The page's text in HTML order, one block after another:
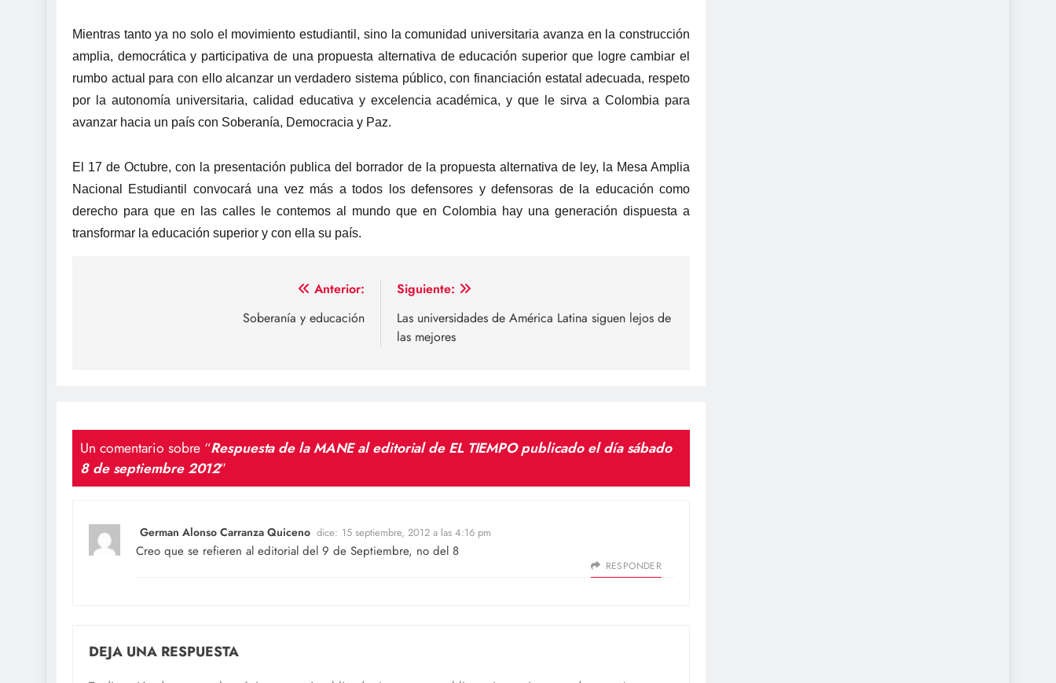
Mientras tanto ya no solo el movimiento estudiantil, sino la comunidad universitaria avanza en la construcción
amplia, democrática y participativa de una propuesta alternativa de educación superior que logre cambiar el
rumbo actual para con ello alcanzar un verdadero sistema público, con financiación estatal adecuada, respeto
por la autonomía universitaria, calidad educativa y excelencia académica, y que le sirva a Colombia para
avanzar hacia un país con Soberanía, Democracia y Paz.
El 17 de Octubre, con la presentación publica del borrador de la propuesta alternativa de ley, la Mesa Amplia
Nacional Estudiantil convocará una vez más a todos los defensores y defensoras de la educación como
derecho para que en las calles le contemos al mundo que en Colombia hay una generación dispuesta a
transformar la educación superior y con ella su país.
Anterior:
Soberanía y educación
Siguiente:
Las universidades de América Latina siguen lejos de
las mejores
Un comentario sobre “Respuesta de la MANE al editorial de EL TIEMPO publicado el día sábado
8 de septiembre 2012”
German Alonso Carranza Quiceno dice: 15 septiembre, 2012 a las 4:16 pm
Creo que se refieren al editorial del 9 de Septiembre, no del 8
RESPONDER
DEJA UNA RESPUESTA